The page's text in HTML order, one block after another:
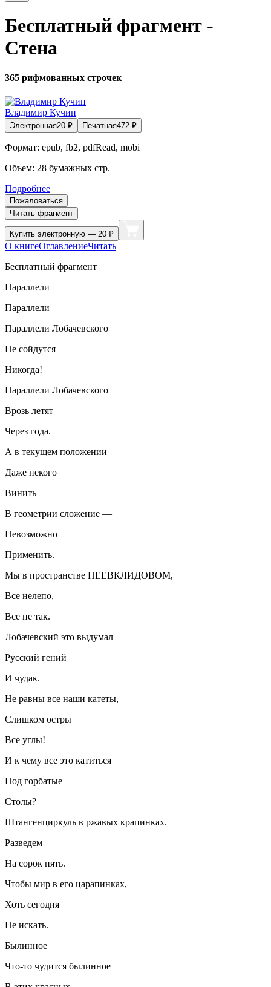
Бесплатный фрагмент -
Стена
365 рифмованных строчек
Владимир Кучин
Электронная20 ₽ Печатная472 ₽
Формат: epub, fb2, pdfRead, mobi
Объем: 28 бумажных стр.
Подробнее
Пожаловаться
Читать фрагмент
Купить электронную — 20 ₽
О книгеОглавлениеЧитать
Бесплатный фрагмент
Параллели
Параллели
Параллели Лобачевского
Не сойдутся
Никогда!
Параллели Лобачевского
Врозь летят
Через года.
А в текущем положении
Даже некого
Винить —
В геометрии сложение —
Невозможно
Применить.
Мы в пространстве НЕЕВКЛИДОВОМ,
Все нелепо,
Все не так.
Лобачевский это выдумал —
Русский гений
И чудак.
Не равны все наши катеты,
Слишком остры
Все углы!
И к чему все это катиться
Под горбатые
Столы?
Штангенциркуль в ржавых крапинках.
Разведем
На сорок пять.
Чтобы мир в его царапинках,
Хоть сегодня
Не искать.
Былинное
Что-то чудится былинное